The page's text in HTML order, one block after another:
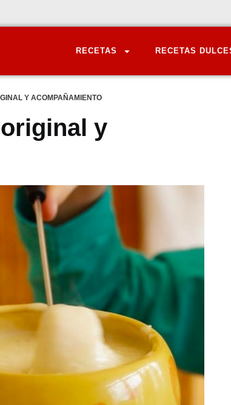
RECETAS RECETAS
Y ACOMPAÑAMIENTO
y